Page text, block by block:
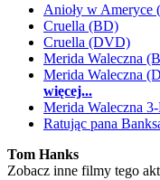
Anioły w Ameryce
Cruella (BD)
Cruella (DVD)
Merida Waleczna
Merida Waleczna
więcej...
Merida Waleczna
Ratując pana
Tom Hanks
Zobacz inne filmy tego